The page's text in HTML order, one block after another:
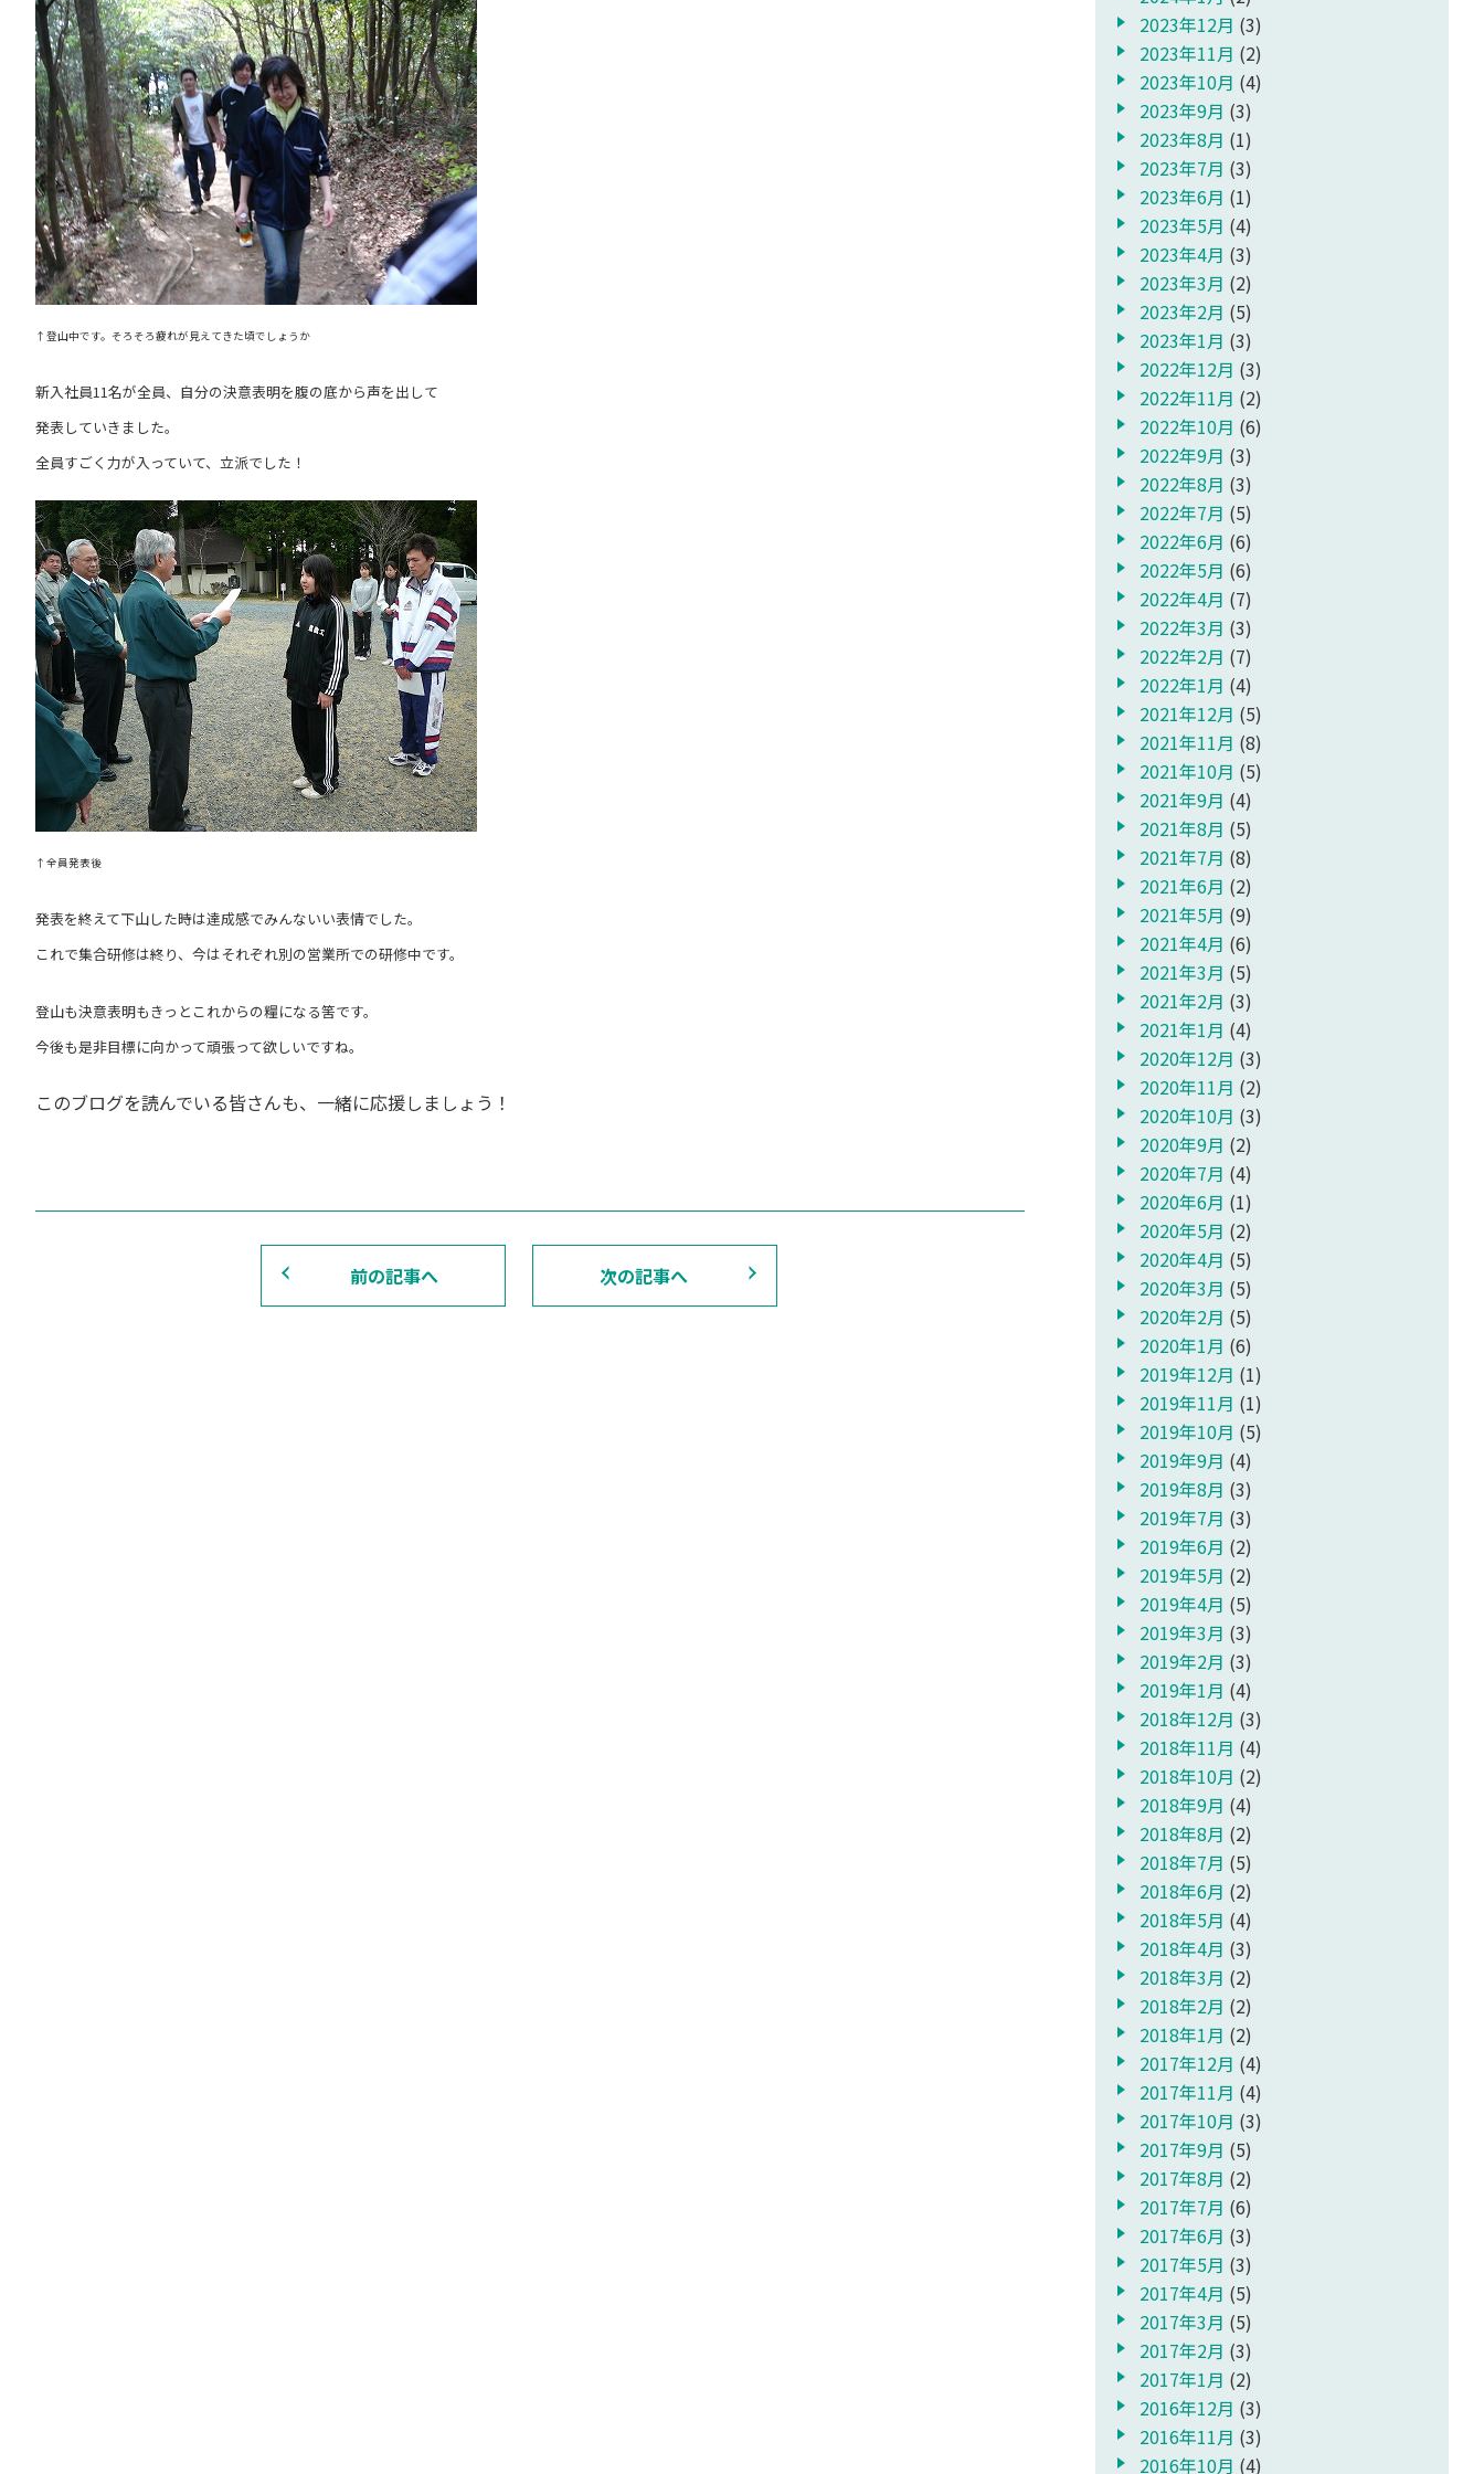
↑登山中です。そろそろ疲れが見えてきた頃でしょうか
新入社員11名が全員、自分の決意表明を腹の底から声を出して
発表していきました。
全員すごく力が入っていて、立派でした！
↑全員発表後
発表を終えて下山した時は達成感でみんないい表情でした。
これで集合研修は終り、今はそれぞれ別の営業所での研修中です。
登山も決意表明もきっとこれからの糧になる筈です。
今後も是非目標に向かって頑張って欲しいですね。
このブログを読んでいる皆さんも、一緒に応援しましょう！
前の記事へ 次の記事へ
2023年12月 (3)
2023年11月 (2)
2023年10月 (4)
2023年9月 (3)
2023年8月 (1)
2023年7月 (3)
2023年6月 (1)
2023年5月 (4)
2023年4月 (3)
2023年3月 (2)
2023年2月 (5)
2023年1月 (3)
2022年12月 (3)
2022年11月 (2)
2022年10月 (6)
2022年9月 (3)
2022年8月 (3)
2022年7月 (5)
2022年6月 (6)
2022年5月 (6)
2022年4月 (7)
2022年3月 (3)
2022年2月 (7)
2022年1月 (4)
2021年12月 (5)
2021年11月 (8)
2021年10月 (5)
2021年9月 (4)
2021年8月 (5)
2021年7月 (8)
2021年6月 (2)
2021年5月 (9)
2021年4月 (6)
2021年3月 (5)
2021年2月 (3)
2021年1月 (4)
2020年12月 (3)
2020年11月 (2)
2020年10月 (3)
2020年9月 (2)
2020年7月 (4)
2020年6月 (1)
2020年5月 (2)
2020年4月 (5)
2020年3月 (5)
2020年2月 (5)
2020年1月 (6)
2019年12月 (1)
2019年11月 (1)
2019年10月 (5)
2019年9月 (4)
2019年8月 (3)
2019年7月 (3)
2019年6月 (2)
2019年5月 (2)
2019年4月 (5)
2019年3月 (3)
2019年2月 (3)
2019年1月 (4)
2018年12月 (3)
2018年11月 (4)
2018年10月 (2)
2018年9月 (4)
2018年8月 (2)
2018年7月 (5)
2018年6月 (2)
2018年5月 (4)
2018年4月 (3)
2018年3月 (2)
2018年2月 (2)
2018年1月 (2)
2017年12月 (4)
2017年11月 (4)
2017年10月 (3)
2017年9月 (5)
2017年8月 (2)
2017年7月 (6)
2017年6月 (3)
2017年5月 (3)
2017年4月 (5)
2017年3月 (5)
2017年2月 (3)
2017年1月 (2)
2016年12月 (3)
2016年11月 (3)
2016年10月 (4)